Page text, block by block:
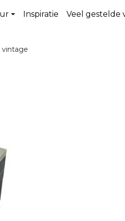
Inspiratie Veel gestelde
vintage